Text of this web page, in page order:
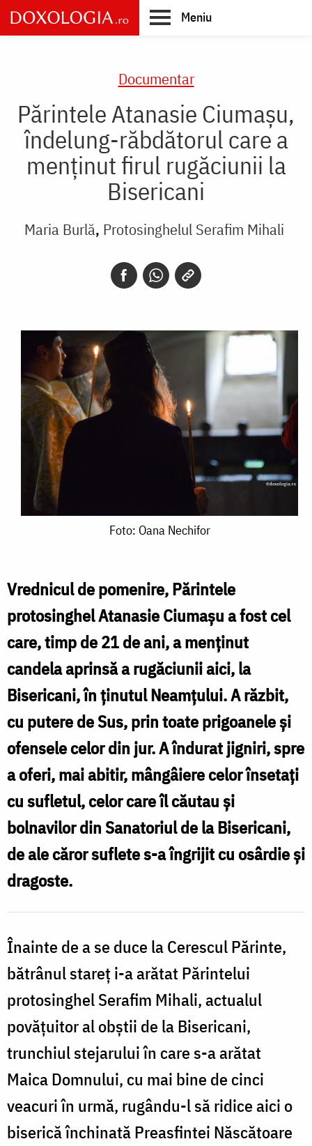
Skip
to
main
Meniu
Documentar
Părintele Atanasie Ciumașu,
îndelung-răbdătorul care a
menținut firul rugăciunii la
Bisericani
Maria Burlă Protosinghelul Serafim Mihali
Foto: Oana Nechifor
Vrednicul de pomenire, Părintele
protosinghel Atanasie Ciumașu a fost cel
care, timp de 21 de ani, a menținut
candela aprinsă a rugăciunii aici, la
Bisericani, în ținutul Neamțului. A răzbit,
cu putere de Sus, prin toate prigoanele și
ofensele celor din jur. A îndurat jigniri, spre
a oferi, mai abitir, mângâiere celor însetați
cu sufletul, celor care îl căutau și
bolnavilor din Sanatoriul de la Bisericani,
de ale căror suflete s-a îngrijit cu osârdie și
dragoste.
Înainte de a se duce la Cerescul Părinte,
bătrânul stareț i-a arătat Părintelui
protosinghel Serafim Mihali, actualul
povățuitor al obștii de la Bisericani,
trunchiul stejarului în care s-a arătat
Maica Domnului, cu mai bine de cinci
veacuri în urmă, rugându-l să ridice aici o
biserică închinată Preasfintei Născătoare